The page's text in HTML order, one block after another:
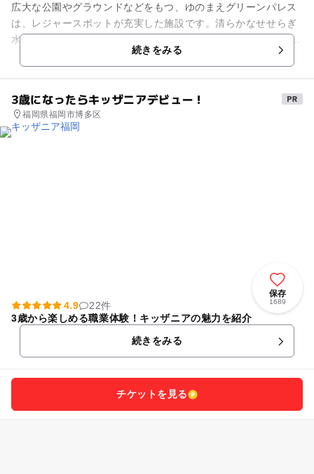
広大な公園やグラウンドなどをもつ、ゆのまえグリーンパレス
は、レジャースポットが充実した施設です。清らかなせせらぎ
水路が流れていて、涼しげな雰囲気が漂います。 キャンプ場で
は、バーベキューが楽し...続きをみる
3歳になったらキッザニアデビュー！
福岡県福岡市博多区
保存
1689
4.9
22件
3歳から楽しめる職業体験！キッザニアの魅力を紹介
続きをみる
チケットを見る